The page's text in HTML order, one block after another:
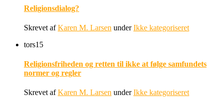
Religionsdialog?
Skrevet afKaren M. Larsen underIkke kategoriseret
tors15
Religionsfriheden og retten til ikke at følge samfundets
normer og regler
Skrevet afKaren M. Larsen underIkke kategoriseret